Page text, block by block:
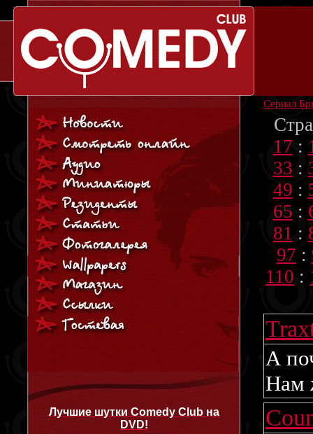
Лучшие шутки Comedy Club на
DVD!
Сериал
17 :
33 :
49 :
65 :
81 :
97 :
110 :
А
Нам